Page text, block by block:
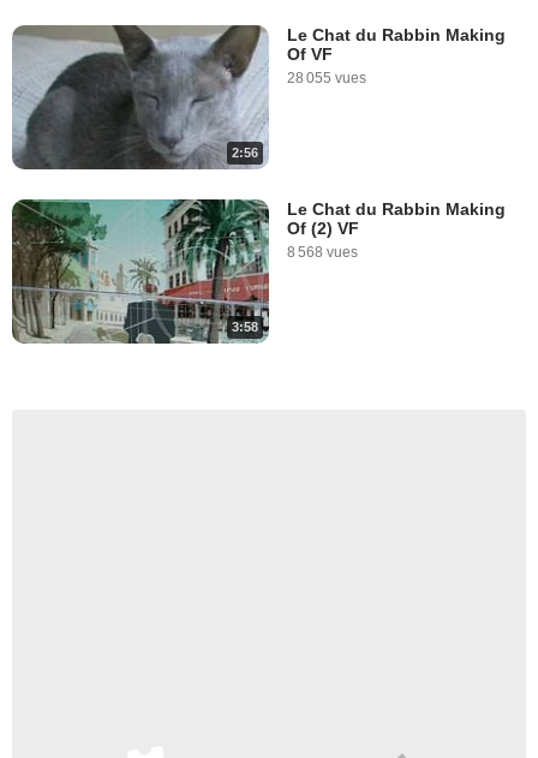
2:56
Le Chat du Rabbin Making
Of VF
28 055 vues
3:58
Le Chat du Rabbin Making
Of (2) VF
8 568 vues